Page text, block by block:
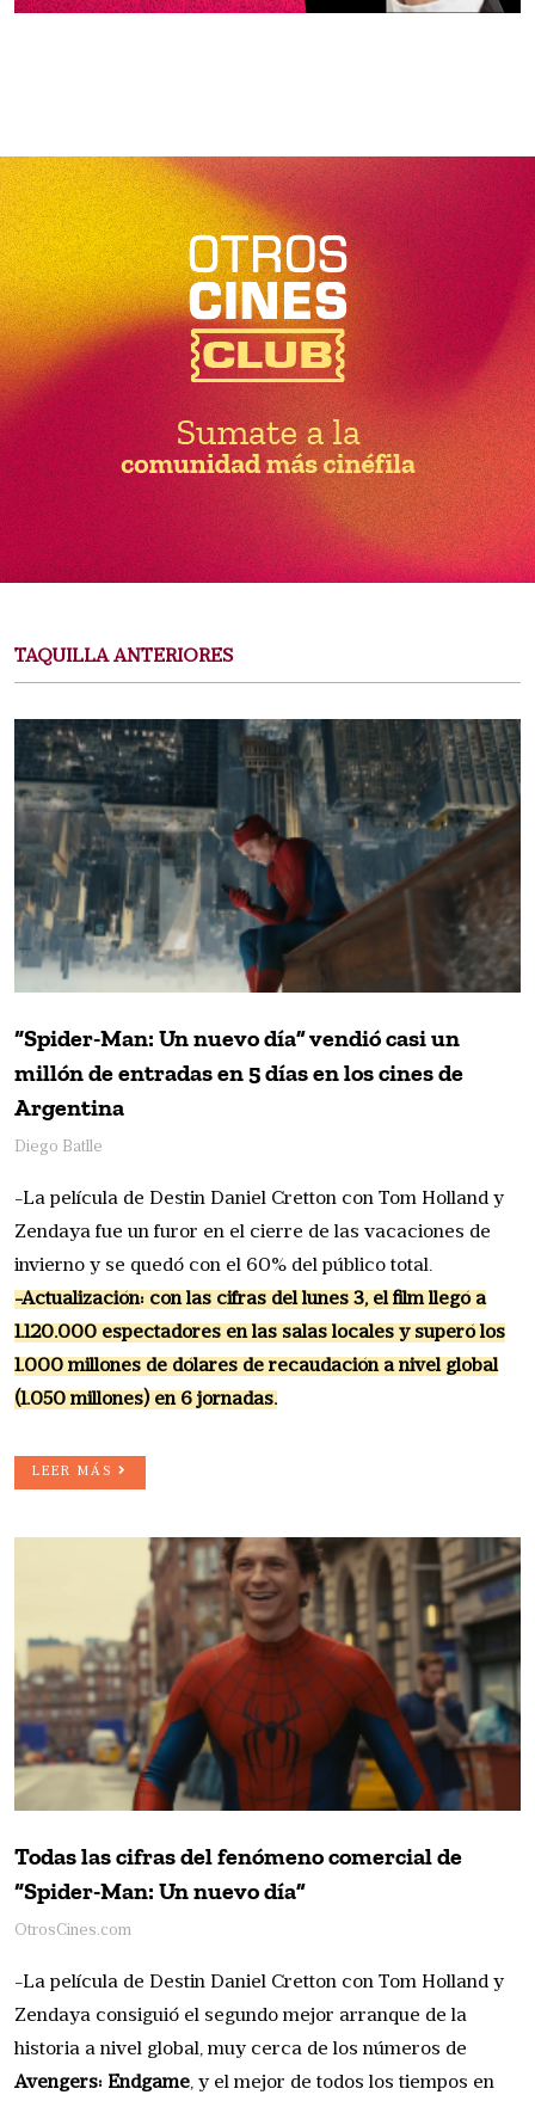
TAQUILLA ANTERIORES
“Spider-Man: Un nuevo día” vendió casi un
millón de entradas en 5 días en los cines de
Argentina
Diego Batlle
-La película de Destin Daniel Cretton con Tom Holland y
Zendaya fue un furor en el cierre de las vacaciones de
invierno y se quedó con el 60% del público total.
-Actualización: con las cifras del lunes 3, el film llegó a
1.120.000 espectadores en las salas locales y superó los
1.000 millones de dólares de recaudación a nivel global
(1.050 millones) en 6 jornadas.
LEER MÁS
Todas las cifras del fenómeno comercial de
“Spider-Man: Un nuevo día”
OtrosCines.com
-La película de Destin Daniel Cretton con Tom Holland y
Zendaya consiguió el segundo mejor arranque de la
historia a nivel global, muy cerca de los números de
Avengers: Endgame, y el mejor de todos los tiempos en